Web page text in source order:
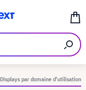
Displays par domaine d'utilisation